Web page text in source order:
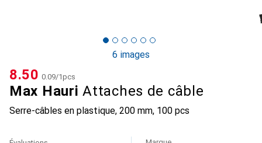
6 images
Max Hauri Attaches de câble
Serre-câbles en plastique, 200 mm, 100 pcs
CHF
8.50 CHF
0.09/1pcs